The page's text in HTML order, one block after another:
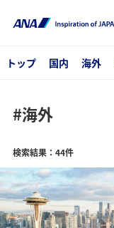
トップ 国内 海外
#海外
検索結果：44件